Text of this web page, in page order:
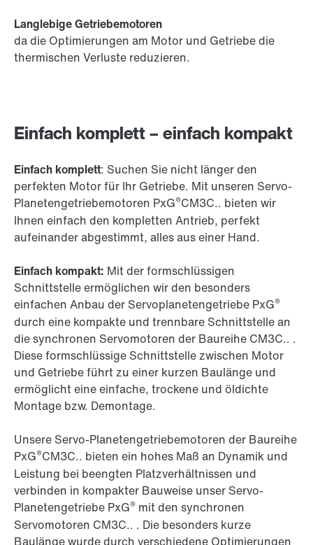
Einfach komplett – einfach kompakt
Einfach komplett: Suchen Sie nicht länger den
perfekten Motor für Ihr Getriebe. Mit unseren Servo-
Planetengetriebemotoren PxG®CM3C.. bieten wir
Ihnen einfach den kompletten Antrieb, perfekt
aufeinander abgestimmt, alles aus einer Hand.
Einfach kompakt: Mit der formschlüssigen
Schnittstelle ermöglichen wir den besonders
einfachen Anbau der Servoplanetengetriebe PxG®
durch eine kompakte und trennbare Schnittstelle an
die synchronen Servomotoren der Baureihe CM3C.. .
Diese formschlüssige Schnittstelle zwischen Motor
und Getriebe führt zu einer kurzen Baulänge und
ermöglicht eine einfache, trockene und öldichte
Montage bzw. Demontage.
Unsere Servo-Planetengetriebemotoren der Baureihe
PxG®CM3C.. bieten ein hohes Maß an Dynamik und
Leistung bei beengten Platzverhältnissen und
verbinden in kompakter Bauweise unser Servo-
Planetengetriebe PxG® mit den synchronen
Servomotoren CM3C.. . Die besonders kurze
Langlebige Getriebemotoren
da die Optimierungen am Motor und Getriebe die
thermischen Verluste reduzieren.